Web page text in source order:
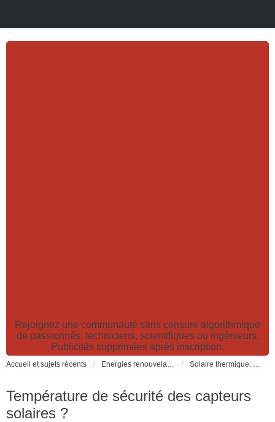
Rejoignez une communauté sans censure algorithmique
de passionnés, techniciens, scientifiques ou ingénieurs.
Publicités supprimées après inscription.
Accueil et sujets récents Energies renouvelables et fossiles, énergie solaire, biocarburants et changement climatique Solaire thermique: capteurs solaires CESI, chauffage, ECS, fours et cuiseurs solaires
Température de sécurité des capteurs
solaires ?